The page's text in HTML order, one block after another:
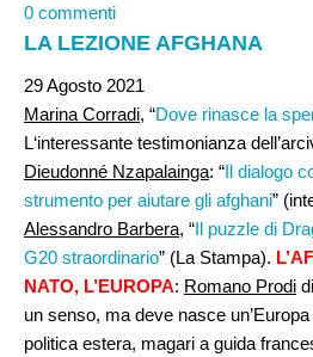
0 commenti
LA LEZIONE AFGHANA
29 Agosto 2021
Marina Corradi, “Dove rinasce la
L‘interessante testimonianza
Dieudonné Nzapalainga: “Il dialogo
strumento per aiutare gli afghani”
Alessandro Barbera, “Il puzzle di
G20 straordinario” (La Stampa).
NATO, L’EUROPA: Romano Prodi
un senso, ma deve nasce
politica estera, magari a guida